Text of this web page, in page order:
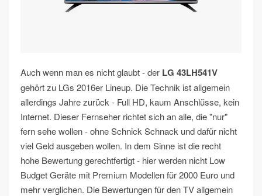
Auch wenn man es nicht glaubt - der LG 43LH541V
gehört zu LGs 2016er Lineup. Die Technik ist allgemein
allerdings Jahre zurück - Full HD, kaum Anschlüsse, kein
Internet. Dieser Fernseher richtet sich an alle, die "nur"
fern sehe wollen - ohne Schnick Schnack und dafür nicht
viel Geld ausgeben wollen. In dem Sinne ist die recht
hohe Bewertung gerechtfertigt - hier werden nicht Low
Budget Geräte mit Premium Modellen für 2000 Euro und
mehr verglichen. Die Bewertungen für den TV allgemein